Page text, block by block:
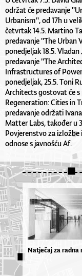
održat će predavanje
Urbanism'', od 17h u
četvrtak 14.5. Martino
predavanje ''The Urban
ponedjeljak 18.5.
predavanje ''The
Infrastructures of
ponedjeljak, 25.5. Toni
Architects gostovat će
Regeneration: Cities in
predavanje održati
Matter Labs, također u
Povjerenstvo za izložbe
odnose s javnošću Af.
Natječaj za radna